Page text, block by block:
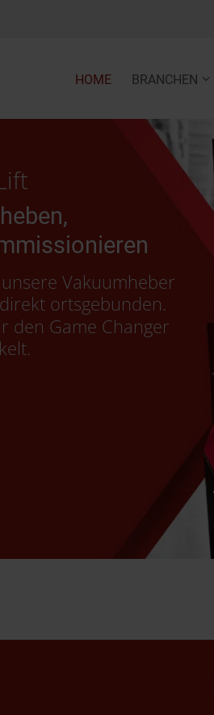
HOME BRANCHEN
Vakuumheber
ortsgebunden.
den Game Changer